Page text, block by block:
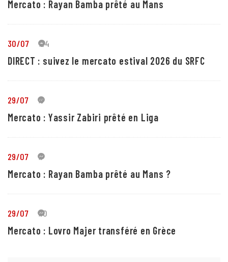
Mercato : Rayan Bamba prêté au Mans
30/07 24
DIRECT : suivez le mercato estival 2026 du SRFC
29/07 5
Mercato : Yassir Zabiri prêté en Liga
29/07 1
Mercato : Rayan Bamba prêté au Mans ?
29/07 10
Mercato : Lovro Majer transféré en Grèce